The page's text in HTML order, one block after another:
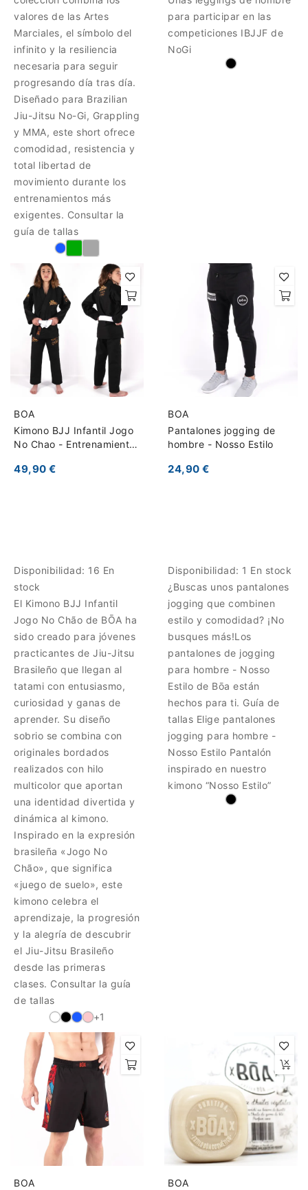
valores de las Artes
Marciales, el símbolo del
infinito y la resiliencia
necesaria para seguir
progresando día tras día.
Diseñado para Brazilian
Jiu-Jitsu No-Gi, Grappling
y MMA, este short ofrece
comodidad, resistencia y
total libertad de
movimiento durante los
entrenamientos más
exigentes. Consultar la
guía de tallas
para participar en las
competiciones IBJJF de
NoGi
BOA
Kimono BJJ Infantil Jogo
No Chao - Entrenamiento
49,90 €
Disponibilidad: 16 En
stock
El Kimono BJJ Infantil
Jogo No Chão de BŌA ha
sido creado para jóvenes
practicantes de Jiu-Jitsu
Brasileño que llegan al
tatami con entusiasmo,
curiosidad y ganas de
aprender. Su diseño
sobrio se combina con
originales bordados
realizados con hilo
multicolor que aportan
una identidad divertida y
dinámica al kimono.
Inspirado en la expresión
brasileña «Jogo No
Chão», que significa
«juego de suelo», este
kimono celebra el
aprendizaje, la progresión
y la alegría de descubrir
el Jiu-Jitsu Brasileño
desde las primeras
clases. Consultar la guía
de tallas
+1
BOA
Pantalones jogging de
hombre - Nosso Estilo
24,90 €
Disponibilidad: 1 En stock
¿Buscas unos pantalones
jogging que combinen
estilo y comodidad? ¡No
busques más!Los
pantalones de jogging
para hombre - Nosso
Estilo de Bōa están
hechos para ti. Guía de
tallas Elige pantalones
jogging para hombre -
Nosso Estilo Pantalón
inspirado en nuestro
kimono “Nosso Estilo”
BOA
BOA